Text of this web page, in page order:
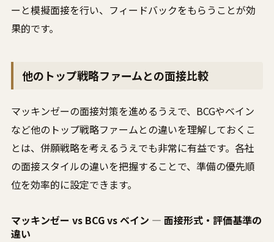
ーと模擬面接を行い、フィードバックをもらうことが効
果的です。
他のトップ戦略ファームとの面接比較
マッキンゼーの面接対策を進めるうえで、BCGやベイン
など他のトップ戦略ファームとの違いを理解しておくこ
とは、併願戦略を考えるうえでも非常に有益です。各社
の面接スタイルの違いを把握することで、準備の優先順
位を効率的に設定できます。
マッキンゼー vs BCG vs ベイン ― 面接形式・評価基準の
違い